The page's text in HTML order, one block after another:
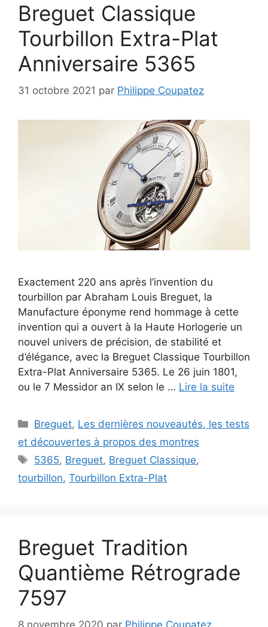
Breguet Classique
Tourbillon Extra-Plat
Anniversaire 5365
31 octobre 2021 par Philippe Coupatez
Exactement 220 ans après l’invention du
tourbillon par Abraham Louis Breguet, la
Manufacture éponyme rend hommage à cette
invention qui a ouvert à la Haute Horlogerie un
nouvel univers de précision, de stabilité et
d’élégance, avec la Breguet Classique Tourbillon
Extra-Plat Anniversaire 5365. Le 26 juin 1801,
ou le 7 Messidor an IX selon le … Lire la suite
Catégories
Breguet, Les dernières nouveautés, les tests
et découvertes à propos des montres
Étiquettes
5365, Breguet, Breguet Classique,
tourbillon, Tourbillon Extra-Plat
Breguet Tradition
Quantième Rétrograde
7597
8 novembre 2020 par Philippe Coupatez